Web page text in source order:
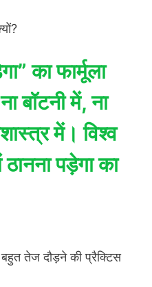
” का फार्मूला
बॉटनी में, ना
में। विश्व
पड़ेगा का
बहुत तेज दौड़ने की प्रैक्टिस